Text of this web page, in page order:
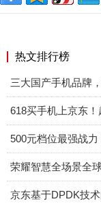
热文排行榜
三大国产手机品牌
618买手机上京东
500元档位最强战
荣耀智慧全场景全
京东基于DPDK技